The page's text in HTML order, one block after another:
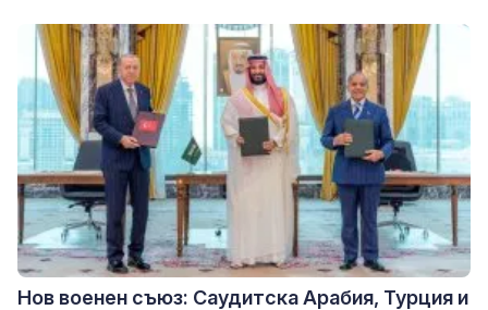
Нов военен съюз: Саудитска Арабия, Турция и